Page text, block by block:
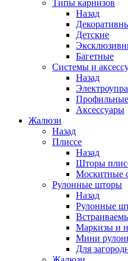
Типы карнизов
Назад
Детские
Багетные
Системы и
Назад
Профильные
Аксессуары
Жалюзи
Назад
Плиссе
Назад
Шторы
Москитные
Рулонные шторы
Назад
Рулонные
Маркизы и
Мини
Для